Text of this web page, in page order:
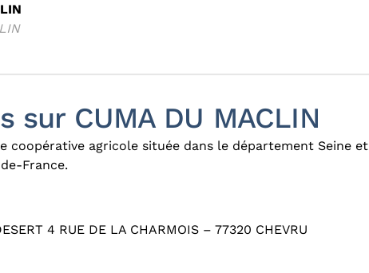
sur CUMA DU MACLIN
coopérative agricole située dans le département Seine et
France.
4 RUE DE LA CHARMOIS – 77320 CHEVRU